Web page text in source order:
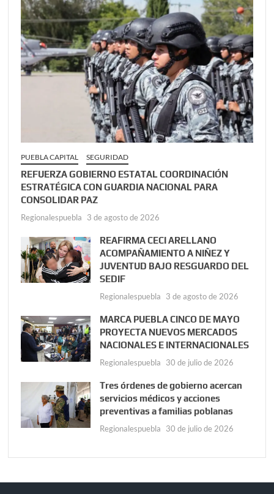
PUEBLA CAPITAL SEGURIDAD
REFUERZA GOBIERNO ESTATAL COORDINACIÓN
ESTRATÉGICA CON GUARDIA NACIONAL PARA
CONSOLIDAR PAZ
Regionalespuebla 3 de agosto de 2026
REAFIRMA CECI ARELLANO
ACOMPAÑAMIENTO A NIÑEZ Y
JUVENTUD BAJO RESGUARDO DEL
SEDIF
Regionalespuebla 3 de agosto de 2026
MARCA PUEBLA CINCO DE MAYO
PROYECTA NUEVOS MERCADOS
NACIONALES E INTERNACIONALES
Regionalespuebla 30 de julio de 2026
Tres órdenes de gobierno acercan
servicios médicos y acciones
preventivas a familias poblanas
Regionalespuebla 30 de julio de 2026